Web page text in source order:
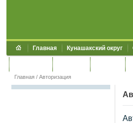
Главная Кунашакский округ
Главная / Авторизация